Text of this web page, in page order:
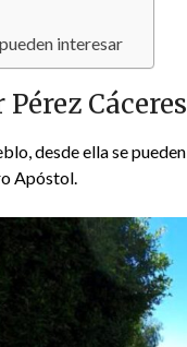
interesar
Cáceres
desde ella se
Apóstol.